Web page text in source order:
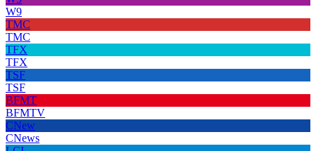
W9
TMC
TMC
TFX
TFX
TSF
TSF
BFMT
BFMTV
CNew
CNews